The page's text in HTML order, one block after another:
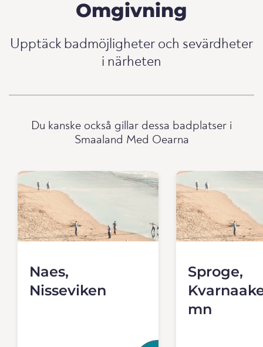
Omgivning
Upptäck badmöjligheter och sevärdheter
i närheten
Du kanske också gillar dessa badplatser i
Smaaland Med Oearna
Naes,
Nisseviken
Sproge,
mn